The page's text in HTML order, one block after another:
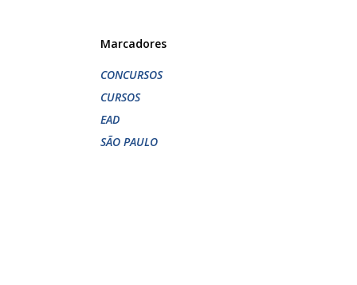
Marcadores
CONCURSOS
CURSOS
EAD
SÃO PAULO